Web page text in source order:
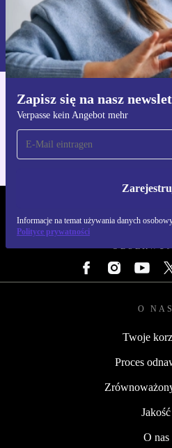
Zapisz się na nasz
Verpasse kein Angebot mehr
Informacje na temat używania danych
Polityce prywatności
Informacje na temat używania danych
naszej
Polityce prywatności
Pobierz
Dla iOS i
O NAS
Twoje
Proces
Jakość
O nas